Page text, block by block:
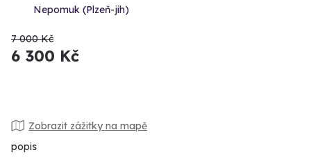
Nepomuk (Plzeň-jih)
7 000 Kč
6 300 Kč
Zobrazit zážitky na mapě
popis